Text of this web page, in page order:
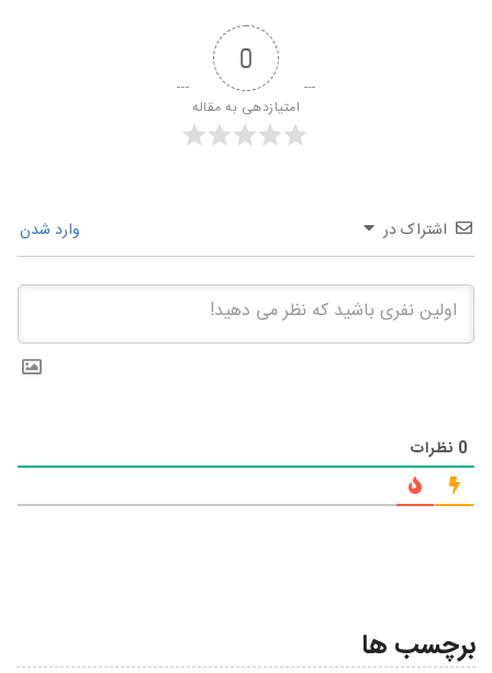
0
امتیازدهی به مقاله
اشتراک در وارد شدن
0 نظرات
برچسب ها